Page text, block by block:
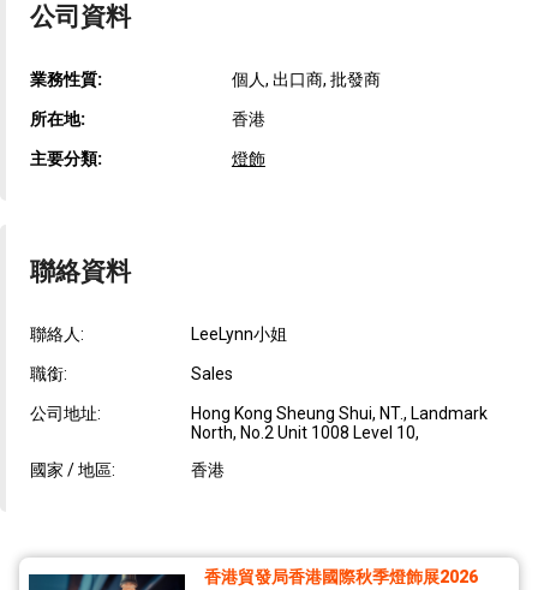
公司資料
業務性質: 個人, 出口商, 批發商
所在地: 香港
主要分類: 燈飾
聯絡資料
聯絡人: LeeLynn小姐
職銜: Sales
公司地址:
Hong Kong Sheung Shui, NT., Landmark
North, No.2 Unit 1008 Level 10,
國家 / 地區:
香港
香港貿發局香港國際秋季燈飾展2026